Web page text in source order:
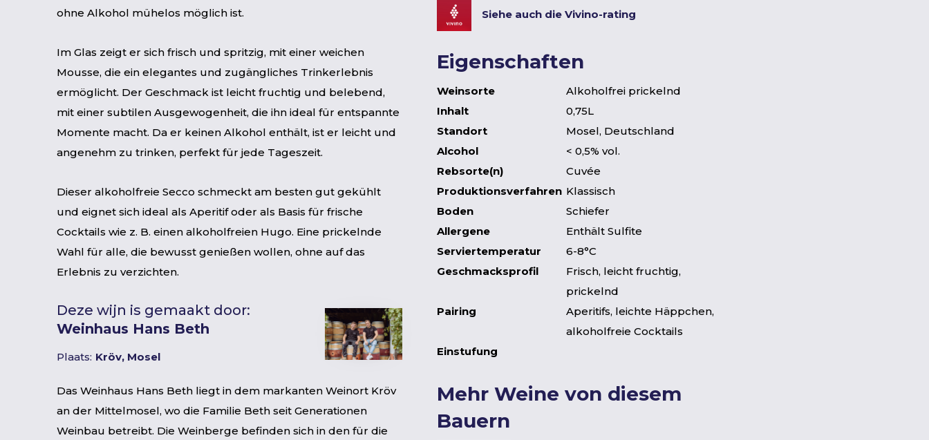
ohne Alkohol mühelos möglich ist.
Im Glas zeigt er sich frisch und spritzig, mit einer weichen
Mousse, die ein elegantes und zugängliches Trinkerlebnis
ermöglicht. Der Geschmack ist leicht fruchtig und belebend,
mit einer subtilen Ausgewogenheit, die ihn ideal für entspannte
Momente macht. Da er keinen Alkohol enthält, ist er leicht und
angenehm zu trinken, perfekt für jede Tageszeit.
Dieser alkoholfreie Secco schmeckt am besten gut gekühlt
und eignet sich ideal als Aperitif oder als Basis für frische
Cocktails wie z. B. einen alkoholfreien Hugo. Eine prickelnde
Wahl für alle, die bewusst genießen wollen, ohne auf das
Erlebnis zu verzichten.
Deze wijn is gemaakt door:
Weinhaus Hans Beth
Plaats: Kröv, Mosel
Das Weinhaus Hans Beth liegt in dem markanten Weinort Kröv
an der Mittelmosel, wo die Familie Beth seit Generationen
Weinbau betreibt. Die Weinberge befinden sich in den für die
Siehe auch die Vivino-rating
Eigenschaften
Weinsorte
Alkoholfrei prickelnd
Inhalt
0,75L
Standort
Mosel, Deutschland
Alcohol
< 0,5% vol.
Rebsorte(n)
Cuvée
Produktionsverfahren Klassisch
Boden
Schiefer
Allergene
Enthält Sulfite
Serviertemperatur
6-8°C
Geschmacksprofil
Frisch, leicht fruchtig,
prickelnd
Pairing
Aperitifs, leichte Häppchen,
alkoholfreie Cocktails
Einstufung
Mehr Weine von diesem
Bauern